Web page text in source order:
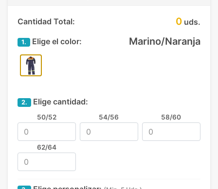
Cantidad Total: 0 uds.
1. Elige el color: Marino/Naranja
2. Elige cantidad:
50/52 54/56 58/60
62/64